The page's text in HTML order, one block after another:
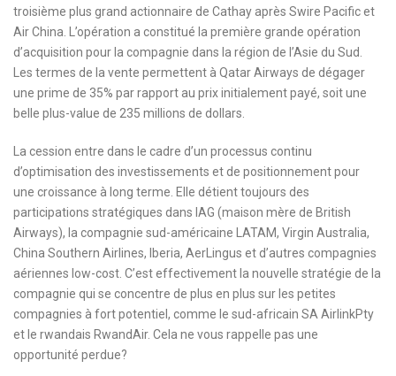
troisième plus grand actionnaire de Cathay après Swire Pacific et
Air China. L’opération a constitué la première grande opération
d’acquisition pour la compagnie dans la région de l’Asie du Sud.
Les termes de la vente permettent à Qatar Airways de dégager
une prime de 35% par rapport au prix initialement payé, soit une
belle plus-value de 235 millions de dollars.
La cession entre dans le cadre d’un processus continu
d’optimisation des investissements et de positionnement pour
une croissance à long terme. Elle détient toujours des
participations stratégiques dans IAG (maison mère de British
Airways), la compagnie sud-américaine LATAM, Virgin Australia,
China Southern Airlines, Iberia, AerLingus et d’autres compagnies
aériennes low-cost. C’est effectivement la nouvelle stratégie de la
compagnie qui se concentre de plus en plus sur les petites
compagnies à fort potentiel, comme le sud-africain SA AirlinkPty
et le rwandais RwandAir. Cela ne vous rappelle pas une
opportunité perdue?